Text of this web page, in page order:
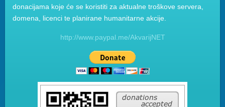
donacijama koje će se koristiti za aktualne troškove servera,
domena, licenci te planirane humanitarne akcije.
http://www.paypal.me/AkvarijNET